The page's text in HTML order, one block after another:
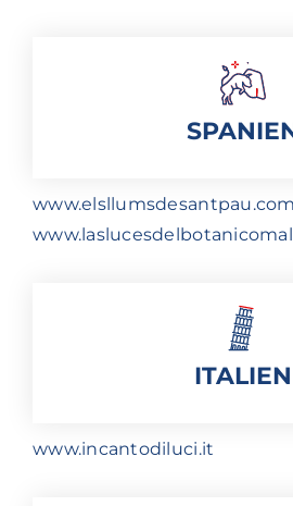
www.elsllumsdesantpau.com
ITALIEN
www.incantodiluci.it